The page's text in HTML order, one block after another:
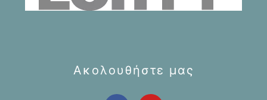
Ακολουθήστε μας